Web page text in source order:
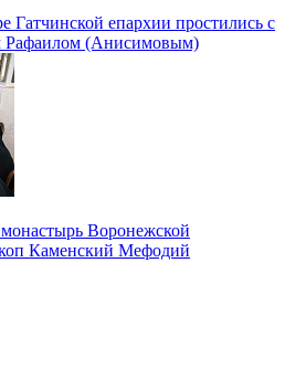
Гатчинской епархии простились с
(Анисимовым)
Воронежской
Каменский Мефодий